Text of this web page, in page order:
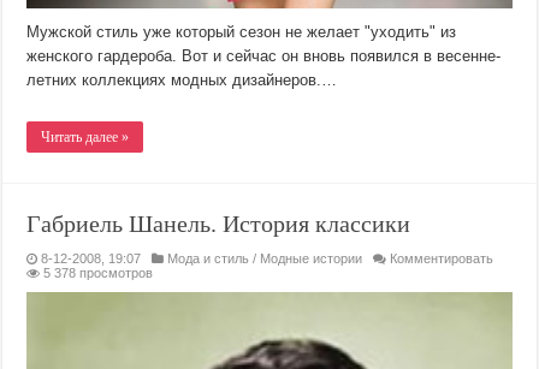
Мужской стиль уже который сезон не желает "уходить" из
женского гардероба. Вот и сейчас он вновь появился в весенне-
летних коллекциях модных дизайнеров.…
Читать далее »
Габриель Шанель. История классики
8-12-2008, 19:07 Мода и стиль / Модные истории
Комментировать
5 378 просмотров